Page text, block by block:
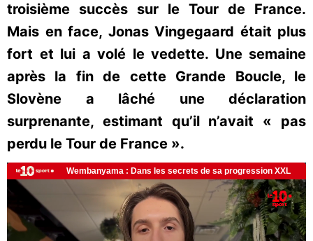
troisième succès sur le Tour de France.
Mais en face, Jonas Vingegaard était plus
fort et lui a volé le vedette. Une semaine
après la fin de cette Grande Boucle, le
Slovène a lâché une déclaration
surprenante, estimant qu’il n’avait « pas
perdu le Tour de France ».